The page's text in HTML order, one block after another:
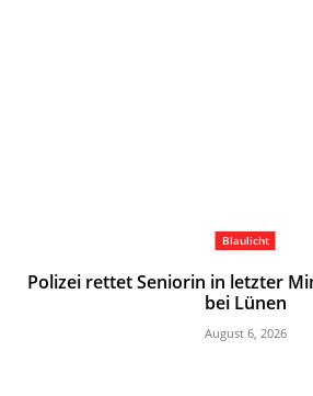
Blaulicht
Polizei rettet Seniorin in letzter
bei Lünen
August 6, 2026